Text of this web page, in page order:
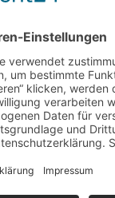
20. Juni 2026